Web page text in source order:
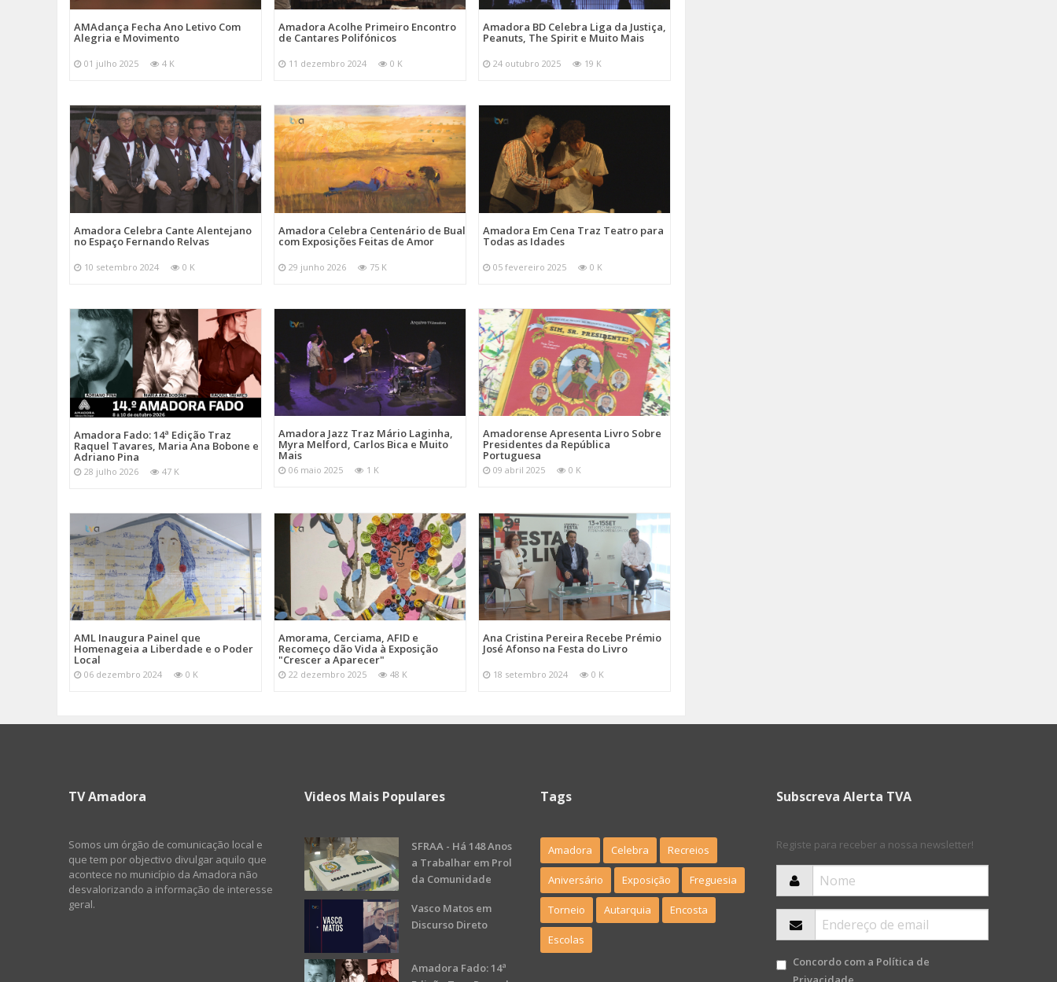
AMAdança Fecha Ano Letivo Com
Alegria e Movimento
01 julho 2025 4 K
Amadora Acolhe Primeiro Encontro
de Cantares Polifónicos
11 dezembro 2024 0 K
Amadora BD Celebra Liga da Justiça,
Peanuts, The Spirit e Muito Mais
24 outubro 2025 19 K
Amadora Celebra Cante Alentejano
no Espaço Fernando Relvas
10 setembro 2024 0 K
Amadora Celebra Centenário de Bual
com Exposições Feitas de Amor
29 junho 2026 75 K
Amadora Em Cena Traz Teatro para
Todas as Idades
05 fevereiro 2025 0 K
Amadora Fado: 14ª Edição Traz
Raquel Tavares, Maria Ana Bobone e
Adriano Pina
28 julho 2026 47 K
Amadora Jazz Traz Mário Laginha,
Myra Melford, Carlos Bica e Muito
Mais
06 maio 2025 1 K
Amadorense Apresenta Livro Sobre
Presidentes da República
Portuguesa
09 abril 2025 0 K
AML Inaugura Painel que
Homenageia a Liberdade e o Poder
Local
06 dezembro 2024 0 K
Amorama, Cerciama, AFID e
Recomeço dão Vida à Exposição
"Crescer a Aparecer"
22 dezembro 2025 48 K
Ana Cristina Pereira Recebe Prémio
José Afonso na Festa do Livro
18 setembro 2024 0 K
TV Amadora
Somos um órgão de comunicação local e
que tem por objectivo divulgar aquilo que
acontece no município da Amadora não
desvalorizando a informação de interesse
geral.
Videos Mais Populares
SFRAA - Há 148 Anos
a Trabalhar em Prol
da Comunidade
Vasco Matos em
Discurso Direto
Amadora Fado: 14ª
Tags
Amadora Celebra Recreios
Aniversário Exposição Freguesia
Torneio Autarquia Encosta
Escolas
Subscreva Alerta TVA
Registe para receber a nossa newsletter!
Concordo com a Política de